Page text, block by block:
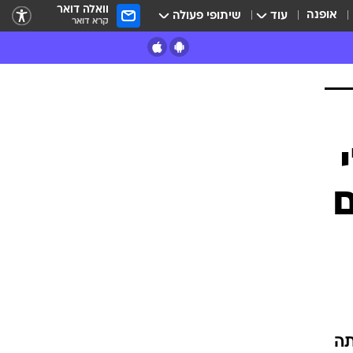
אופנה עוד שיתופי פעולה וואלה דואר
קרא דואר